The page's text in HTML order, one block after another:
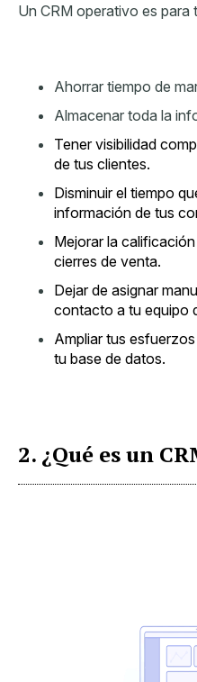
Un CRM operativo es para
Ahorrar tiempo de
Almacenar toda la
Tener visibilidad
de tus clientes.
Disminuir el tiempo
información de tus
Mejorar la
cierres de venta.
Dejar de asignar
contacto a tu equipo
Ampliar tus
tu base de datos.
2. ¿Qué es un